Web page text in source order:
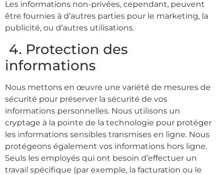
Les informations non-privées, cependant, peuvent
être fournies à d’autres parties pour le marketing, la
publicité, ou d’autres utilisations.
4. Protection des
informations
Nous mettons en œuvre une variété de mesures de
sécurité pour préserver la sécurité de vos
informations personnelles. Nous utilisons un
cryptage à la pointe de la technologie pour protéger
les informations sensibles transmises en ligne. Nous
protégeons également vos informations hors ligne.
Seuls les employés qui ont besoin d’effectuer un
travail spécifique (par exemple, la facturation ou le